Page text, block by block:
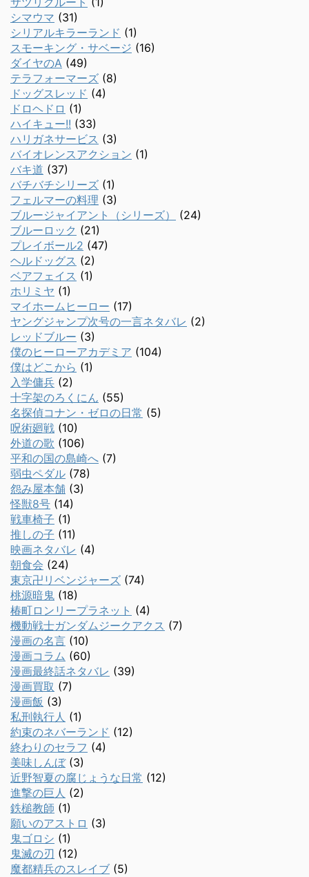
シマウマ (31)
シリアルキラーランド (1)
スモーキング・サベージ (16)
ダイヤのA (49)
テラフォーマーズ (8)
ドッグスレッド (4)
ドロヘドロ (1)
ハイキュー!! (33)
ハリガネサービス (3)
バイオレンスアクション (1)
バキ道 (37)
バチバチシリーズ (1)
フェルマーの料理 (3)
ブルージャイアント（シリーズ）
(24)
ブルーロック (21)
プレイボール2 (47)
ヘルドッグス (2)
ベアフェイス (1)
ホリミヤ (1)
マイホームヒーロー (17)
ヤングジャンプ次号の一言ネタバレ (2)
レッドブルー (3)
僕のヒーローアカデミア (104)
僕はどこから (1)
入学傭兵 (2)
十字架のろくにん (55)
名探偵コナン・ゼロの日常 (5)
呪術廻戦 (10)
外道の歌 (106)
平和の国の島崎へ (7)
弱虫ペダル (78)
怨み屋本舗 (3)
怪獣8号 (14)
戦車椅子 (1)
推しの子 (11)
映画ネタバレ (4)
朝食会 (24)
東京卍リベンジャーズ (74)
桃源暗鬼 (18)
椿町ロンリープラネット (4)
機動戦士ガンダムジークアクス (7)
漫画の名言 (10)
漫画コラム (60)
漫画最終話ネタバレ (39)
漫画買取 (7)
漫画飯 (3)
私刑執行人 (1)
約束のネバーランド (12)
終わりのセラフ (4)
美味しんぼ(3)
近野智夏の腐じょうな日常 (12)
進撃の巨人 (2)
鉄槌教師 (1)
願いのアストロ (3)
鬼ゴロシ (1)
鬼滅の刃 (12)
魔都精兵のスレイブ (5)